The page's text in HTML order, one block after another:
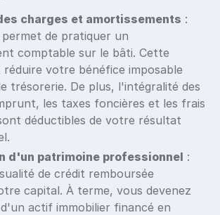
charges et amortissements :
permet de pratiquer un
comptable sur le bâti. Cette
votre bénéfice imposable
trésorerie. De plus, l'intégralité des
les taxes foncières et les frais
déductibles de votre résultat
d'un patrimoine professionnel :
de crédit remboursée
capital. À terme, vous devenez
actif immobilier financé en